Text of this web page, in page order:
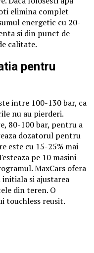
elimina complet
energetic cu 20-
si din punct de
calitate.
pentru
intre 100-130 bar, ca
nu au pierderi.
80-100 bar, pentru a
dozatorul pentru
este cu 15-25% mai
pe 10 masini
MaxCars ofera
si ajustarea
din teren. O
touchless reusit.